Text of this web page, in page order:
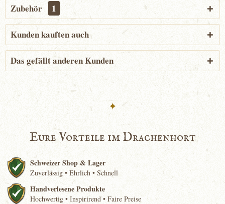
Zubehör 1
Kunden kauften auch
Das gefällt anderen Kunden
✦
Eure Vorteile im Drachenhort
Schweizer Shop & Lager
Zuverlässig • Ehrlich • Schnell
Handverlesene Produkte
Hochwertig • Inspirirend • Faire Preise